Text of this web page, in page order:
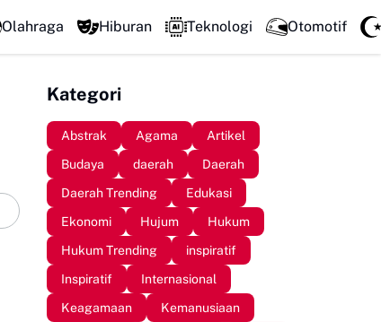
DPC GSNI Sinjai Gelar Sosialisasi Organisasi di
Olahraga Hiburan Teknologi Otomotif
Kategori
Abstrak Agama
Artikel
Budaya
daerah
Daerah
Daerah Trending
Edukasi
Ekonomi
Hujum
Hukum
Hukum Trending
inspiratif
Inspiratif
Internasional
Keagamaan
Kemanusiaan